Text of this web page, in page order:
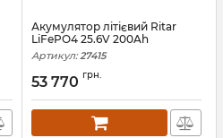
Акумулятор літієвий Ritar
LiFePO4 25.6V 200Ah
Артикул: 27415
53 770 грн.